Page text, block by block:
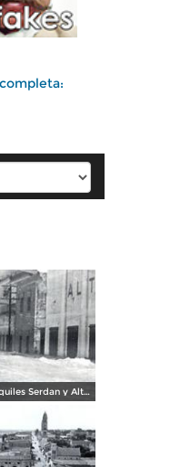
calle Aquiles Serdan y Altamira Martes 4 de Oct. 1955